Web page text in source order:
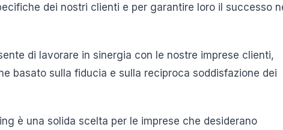
dei nostri clienti e per garantire loro il successo
di lavorare in sinergia con le nostre imprese clienti,
basato sulla fiducia e sulla reciproca soddisfazione dei
è una solida scelta per le imprese che desiderano